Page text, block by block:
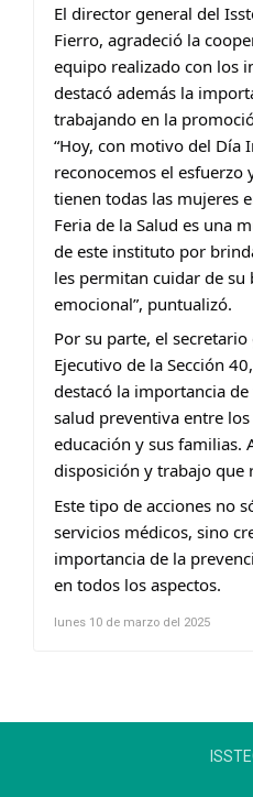
El director general del
Fierro, agradeció la
equipo realizado con los
destacó además la
trabajando en la
“Hoy, con motivo del Día
reconocemos el esfuerzo
tienen todas las mujeres
Feria de la Salud es una
de este instituto por
les permitan cuidar de su
emocional”, puntualizó.
Por su parte, el
Ejecutivo de la Sección
destacó la importancia
salud preventiva entre
educación y sus familias.
disposición y trabajo que
Este tipo de acciones no
servicios médicos, sino
importancia de la
en todos los aspectos.
lunes 10 de marzo del 2025